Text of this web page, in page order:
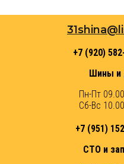
+7 (920)
Шины и
Пн-Пт
Сб-Вс
+7 (951)
СТО и